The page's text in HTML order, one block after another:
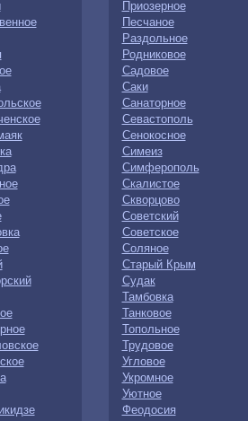
Приозерное
Песчаное
Раздольное
Родниковое
Садовое
Саки
Санаторное
Севастополь
Сенокосное
Симеиз
Симферополь
Скалистое
Скворцово
Советский
Советское
Соляное
Старый Крым
Судак
Тамбовка
Танковое
Топольное
Трудовое
Угловое
Укромное
Уютное
Феодосия